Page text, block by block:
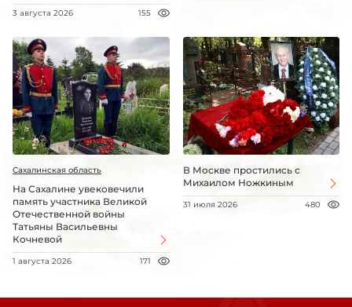
3 августа 2026 155
Сахалинская область
На Сахалине увековечили
память участника Великой
Отечественной войны
Татьяны Васильевны
Кочневой
1 августа 2026 171
В Москве простились с
Михаилом Ножкиным
31 июля 2026 480